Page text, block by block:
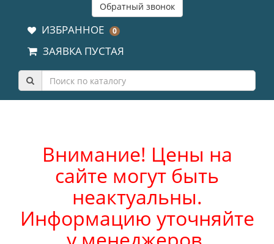
Обратный звонок
ИЗБРАННОЕ 0
ЗАЯВКА ПУСТАЯ
Внимание! Цены на
сайте могут быть
неактуальны.
Информацию уточняйте